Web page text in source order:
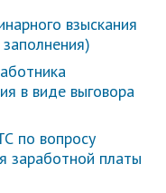
взыскания
в виде выговора
по вопросу
заработной платы